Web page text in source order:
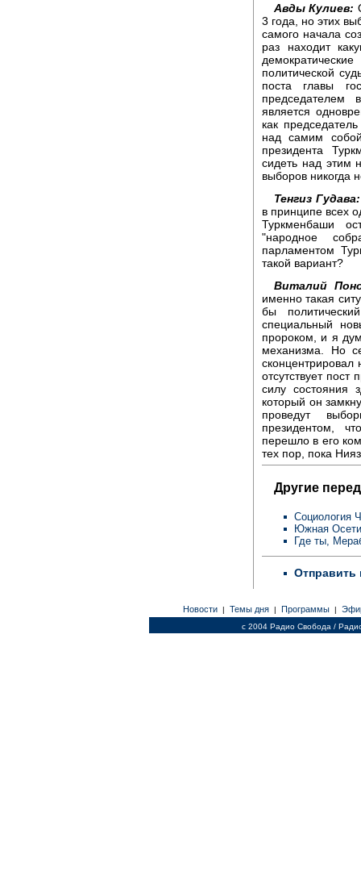
Авды Кулиев:
3 года, но этих
самого начала
раз находит
политической
поста главы
является
как
над самим
президента
сидеть над этим
выборов никогда
Тенгиз Гудава:
в принципе всех
Туркменбаши
"народное
парламентом
такой вариант?
Виталий
именно такая
бы
специальный
пророком, и я
механизма. Но
отсутствует
силу состояния
который он
проведут
президентом,
перешло в его
тех пор, пока
Другие
Социология
Южная
Где ты,
Отправить
Новости | Темы дня | Программы |
c 2004 Радио Свобода /